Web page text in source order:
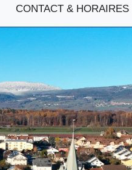
CONTACT & HORAIRES